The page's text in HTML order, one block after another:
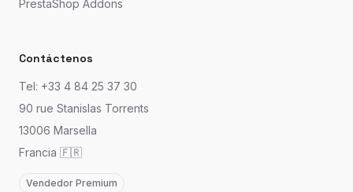
PrestaShop Addons
Contáctenos
Tel: +33 4 84 25 37 30
90 rue Stanislas Torrents
13006 Marsella
Francia 🇫🇷
Vendedor Premium